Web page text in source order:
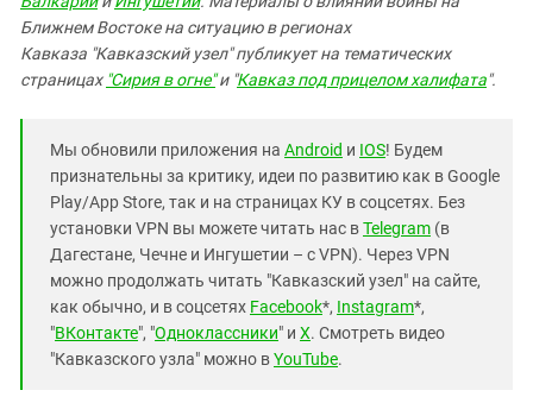
Ближнем Востоке на ситуацию в регионах
Кавказа "Кавказский узел" публикует на тематических
страницах "Сирия в огне"и "Кавказ под прицелом халифата".
Мы обновили приложения на Android и IOS! Будем
признательны за критику, идеи по развитию как в Google
Play/App Store, так и на страницах КУ в соцсетях. Без
установки VPN вы можете читать нас вTelegram (в
Дагестане, Чечне и Ингушетии – с VPN). Через VPN
можно продолжать читать "Кавказский узел" на сайте,
как обычно, и в соцсетях Facebook*, Instagram*,
"ВКонтакте", "Одноклассники" и X. Смотреть видео
"Кавказского узла" можно вYouTube.